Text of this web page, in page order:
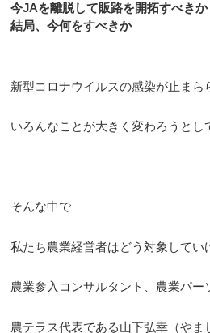
今JAを離脱して販路を開拓すべきか
結局、今何をすべきか
新型コロナウイルスの感染が止まら
いろんなことが大きく変わろうとし
そんな中で
私たち農業経営者はどう対象してい
農業参入コンサルタント、農業パー
農テラス代表である山下弘幸（やま